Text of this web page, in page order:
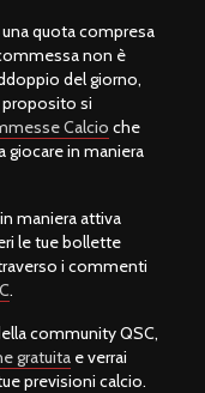
quota compresa
non è
del giorno,
si
Calcio che
giocare in maniera
maniera attiva
le tue bollette
i commenti
.
community QSC,
gratuita e verrai
previsioni calcio.